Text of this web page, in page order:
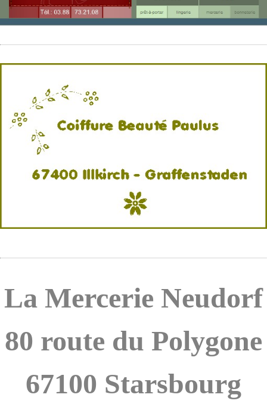
La Mercerie Neudorf
80 route du Polygone
67100 Starsbourg